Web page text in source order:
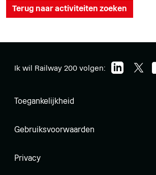
Terug naar activiteiten zoeken
Ik wil Railway 200 volgen:
Toegankelijkheid
Gebruiksvoorwaarden
Privacy